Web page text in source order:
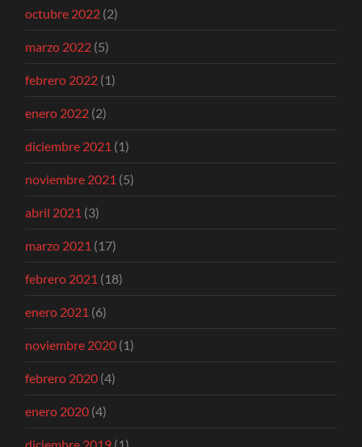
octubre 2022 (2)
marzo 2022 (5)
febrero 2022 (1)
enero 2022 (2)
diciembre 2021 (1)
noviembre 2021 (5)
abril 2021 (3)
marzo 2021 (17)
febrero 2021 (18)
enero 2021 (6)
noviembre 2020 (1)
febrero 2020 (4)
enero 2020 (4)